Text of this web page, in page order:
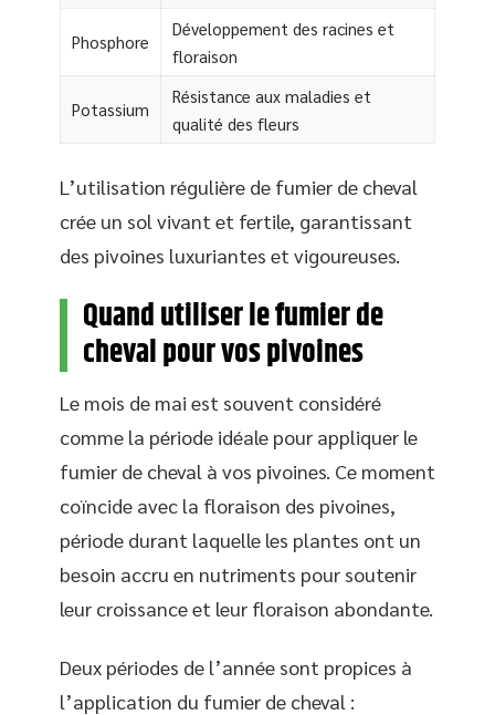
Phosphore
Développement des racines et
floraison
Potassium
Résistance aux maladies et
qualité des fleurs
L’utilisation régulière de fumier de cheval
crée un sol vivant et fertile, garantissant
des pivoines luxuriantes et vigoureuses.
Quand utiliser le fumier de
cheval pour vos pivoines
Le mois de mai est souvent considéré
comme la période idéale pour appliquer le
fumier de cheval à vos pivoines. Ce moment
coïncide avec la floraison des pivoines,
période durant laquelle les plantes ont un
besoin accru en nutriments pour soutenir
leur croissance et leur floraison abondante.
Deux périodes de l’année sont propices à
l’application du fumier de cheval :